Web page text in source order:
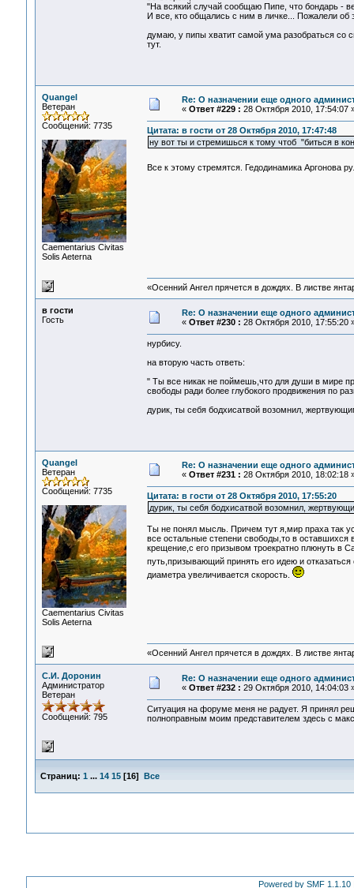
"На всякий случай сообщаю Пипе, что бондарь -
И все, кто общались с ним в личке... Пожалели об
думаю, у пипы хватит самой ума разобраться
тут.
Quangel
Ветеран
Сообщений: 7735
Сaementarius Civitas
Solis Aeterna
Re: О назначении еще одного
« Ответ #229 : 28 Октября 2010, 17:54:07
Цитата: в гости от 28 Октября 2010, 17:47:48
ну вот ты и стремишься к тому чтоб "биться в
Все к этому стремятся. Гедодинамика Аргонова
«Осенний Ангел прячется в дождях. В листве
в гости
Гость
Re: О назначении еще одного
« Ответ #230 : 28 Октября 2010, 17:55:20
нурбису.
на вторую часть ответь:
" Ты все никак не поймешь,что для души в мире
свободы ради более глубокого продвижения по
дурик, ты себя бодхисатвой возомнил,
Quangel
Ветеран
Сообщений: 7735
Сaementarius Civitas
Solis Aeterna
Re: О назначении еще одного
« Ответ #231 : 28 Октября 2010, 18:02:18
Цитата: в гости от 28 Октября 2010, 17:55:20
дурик, ты себя бодхисатвой возомнил,
Ты не понял мысль. Причем тут я,мир праха так
все остальные степени свободы,то в оставшихся
крещение,с его призывом троекратно плюнуть в
путь,призывающий принять его идею и
диаметра увеличивается скорость.
«Осенний Ангел прячется в дождях. В листве
С.И. Доронин
Администратор
Ветеран
Сообщений: 795
Re: О назначении еще одного
« Ответ #232 : 29 Октября 2010, 14:04:03
Ситуация на форуме меня не радует. Я принял
полноправным моим представителем здесь с
Страниц: 1 ... 14 15[16] Все
Powered by SMF 1.1.10